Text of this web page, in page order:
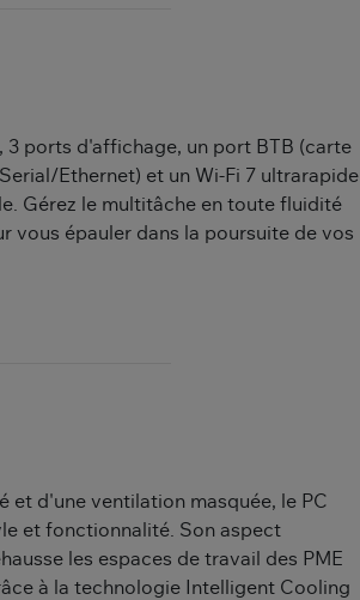
3 ports d'affichage, un port BTB (carte
Ethernet) et un Wi-Fi 7 ultrarapide
Gérez le multitâche en toute fluidité
vous épauler dans la poursuite de vos
et d'une ventilation masquée, le PC
et fonctionnalité. Son aspect
les espaces de travail des PME
à la technologie Intelligent Cooling